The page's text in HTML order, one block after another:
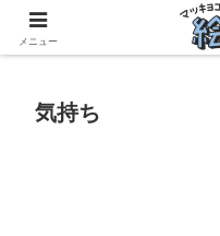
滋賀に移住した50代元
気持ち
メニュー